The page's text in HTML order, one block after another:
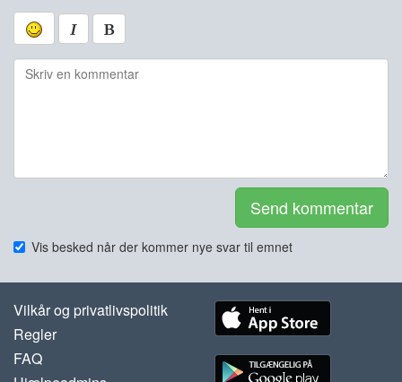
Send kommentar
Vis besked når der kommer nye svar til emnet
Vilkår og privatlivspolitik
Regler
FAQ